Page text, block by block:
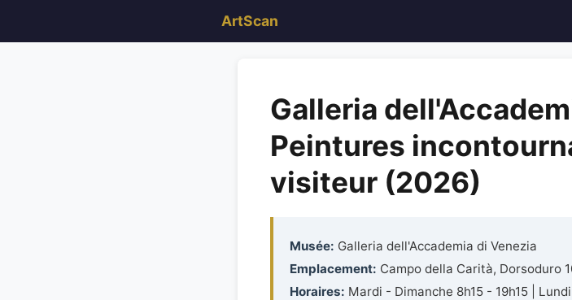
ArtScan
Galleria
Peintures
visiteur (2026)
Musée: Galleria dell'Accademia di Venezia
Emplacement: Campo della Carità, Dorsoduro
Horaires: Mardi - Dimanche 8h15 - 19h15 |